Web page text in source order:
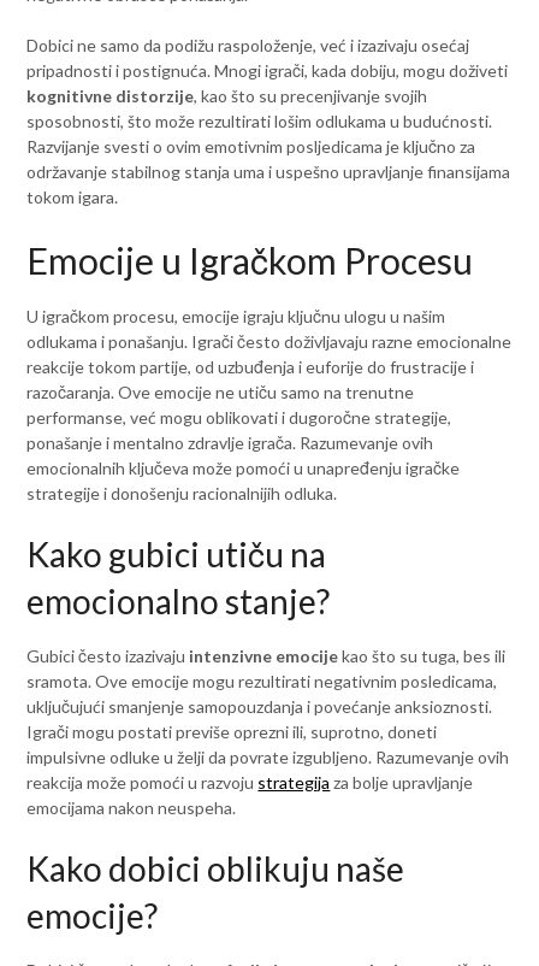
Dobici ne samo da podižu raspoloženje, već i izazivaju osećaj
pripadnosti i postignuća. Mnogi igrači, kada dobiju, mogu doživeti
kognitivne distorzije, kao što su precenjivanje svojih
sposobnosti, što može rezultirati lošim odlukama u budućnosti.
Razvijanje svesti o ovim emotivnim posljedicama je ključno za
održavanje stabilnog stanja uma i uspešno upravljanje finansijama
tokom igara.
Emocije u Igračkom Procesu
U igračkom procesu, emocije igraju ključnu ulogu u našim
odlukama i ponašanju. Igrači često doživljavaju razne emocionalne
reakcije tokom partije, od uzbuđenja i euforije do frustracije i
razočaranja. Ove emocije ne utiču samo na trenutne
performanse, već mogu oblikovati i dugoročne strategije,
ponašanje i mentalno zdravlje igrača. Razumevanje ovih
emocionalnih ključeva može pomoći u unapređenju igračke
strategije i donošenju racionalnijih odluka.
Kako gubici utiču na
emocionalno stanje?
Gubici često izazivaju intenzivne emocijekao što su tuga, bes ili
sramota. Ove emocije mogu rezultirati negativnim posledicama,
uključujući smanjenje samopouzdanja i povećanje anksioznosti.
Igrači mogu postati previše oprezni ili, suprotno, doneti
impulsivne odluke u želji da povrate izgubljeno. Razumevanje ovih
reakcija može pomoći u razvoju strategija za bolje upravljanje
emocijama nakon neuspeha.
Kako dobici oblikuju naše
emocije?